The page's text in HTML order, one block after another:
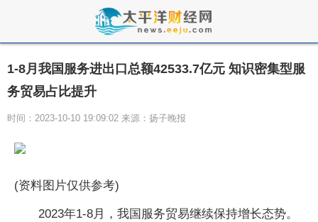
1-8月我国服务进出口总额42533.7亿元 知识密集型服
务贸易占比提升
时间：2023-10-10 19:09:02 来源：扬子晚报
(资料图片仅供参考)
2023年1-8月，我国服务贸易继续保持增长态势。